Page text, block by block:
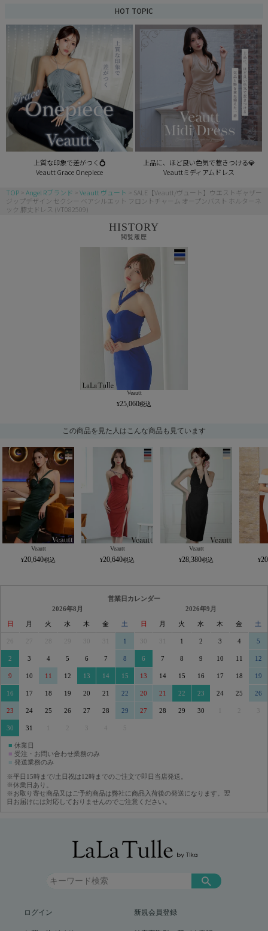
HOT TOPIC
上質な印象で差がつく💍
Veautt Grace Onepiece
上品に、ほど良い色気で惹きつける💎
Veauttミディアムドレス
TOP Angel Rブランド Veautt ヴュート
SALE【Veautt/ヴュート】ウエストギャザー
ジップデザイン セクシー ベアシルエット フロントチャーム オープンバスト ホルターネ
ック 膝丈ドレス (VT082509)
HISTORY
閲覧履歴
Veautt
25,060
この商品を見た人はこんな商品も見ています
Veautt
20,640
Veautt
20,640
Veautt
28,380
営業日カレンダー
2026年8月
日 月 火 水 木 金 土
29 30 31 1
2 3 4 5 6 7 8
9 10 11 12 13 14 15
16 17 18 19 20 21 22
23 24 25 26 27 28 29
30 31 3 5
2026年9月
日 月 火 水 木 金 土
30 31 1 2 3 4 5
6 7 8 9 10 11 12
13 14 15 16 17 18 19
20 21 22 23 24 25 26
27 28 29 30 3
■ 休業日
■ 受注・お問い合わせ業務のみ
■ 発送業務のみ
※平日15時まで/土日祝は12時までのご注文で即日当店発送。
※休業日あり。
※お取り寄せ商品又はご予約商品は弊社に商品入荷後の発送になります。翌
日お届けには対応しておりませんのでご注意ください。
ログイン 新規会員登録